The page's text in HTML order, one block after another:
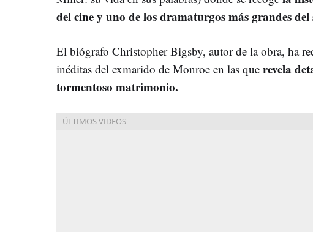
del cine y uno de los dramaturgos más grandes
El biógrafo Christopher Bigsby, autor de la obra, ha
inéditas del exmarido de Monroe en las que revela
tormentoso matrimonio.